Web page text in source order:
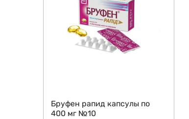
Бруфен рапид капсулы по
400 мг №10